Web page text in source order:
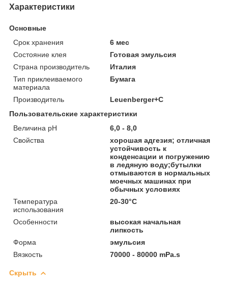
Характеристики
Основные
Срок хранения
6 мес
Состояние клея
Готовая эмульсия
Страна производитель
Италия
Тип приклеиваемого
материала
Бумага
Производитель
Leuenberger+C
Пользовательские характеристики
Величина pH
6,0 - 8,0
Свойства
хорошая адгезия; отличная
устойчивость к
конденсации и погружению
в ледяную воду;бутылки
отмываются в нормальных
моечных машинах при
обычных условиях
Температура
использования
20-30°С
Особенности
высокая начальная
липкость
Форма
эмульсия
Вязкость
70000 - 80000 mPa.s
Скрыть